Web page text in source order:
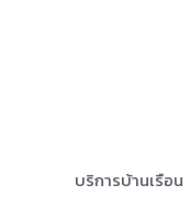
บริการบ้านเรือน